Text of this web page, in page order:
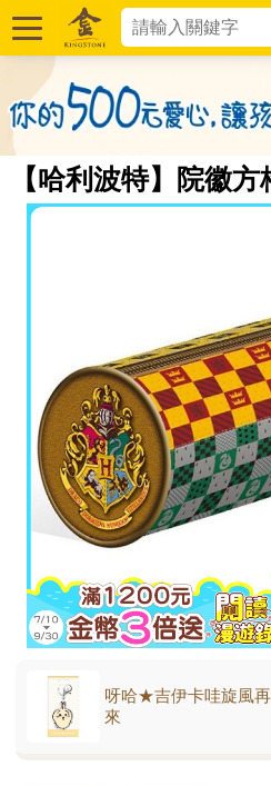
【哈利波特】院徽
呀哈★吉伊卡哇旋風
來